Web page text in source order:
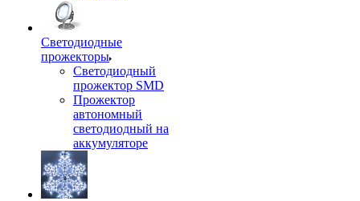
Светодиодные
прожекторы
Светодиодный
прожектор SMD
Прожектор
автономный
светодиодный на
аккумуляторе